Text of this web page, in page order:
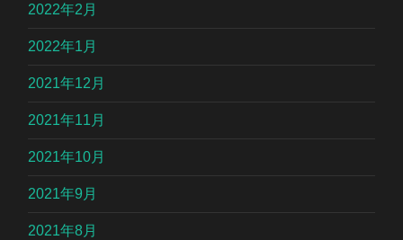
2022年2月
2022年1月
2021年12月
2021年11月
2021年10月
2021年9月
2021年8月